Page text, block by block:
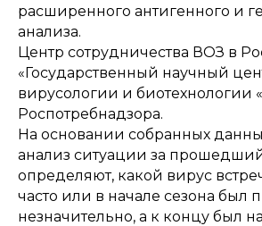
расширенного антигенного и
анализа.
Центр сотрудничества ВОЗ в
«Государственный научный
вирусологии и биотехнологии
Роспотребнадзора.
На основании собранных
анализ ситуации за
определяют, какой вирус
часто или в начале сезона был
незначительно, а к концу был